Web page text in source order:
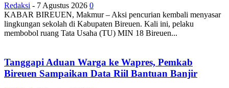
Redaksi - 7 Agustus 2026 0
KABAR BIREUEN, Makmur – Aksi pencurian kembali menyasar
lingkungan sekolah di Kabupaten Bireuen. Kali ini, pelaku
membobol ruang Tata Usaha (TU) MIN 18 Bireuen...
Tanggapi Aduan Warga ke Wapres, Pemkab
Bireuen Sampaikan Data Riil Bantuan Banjir